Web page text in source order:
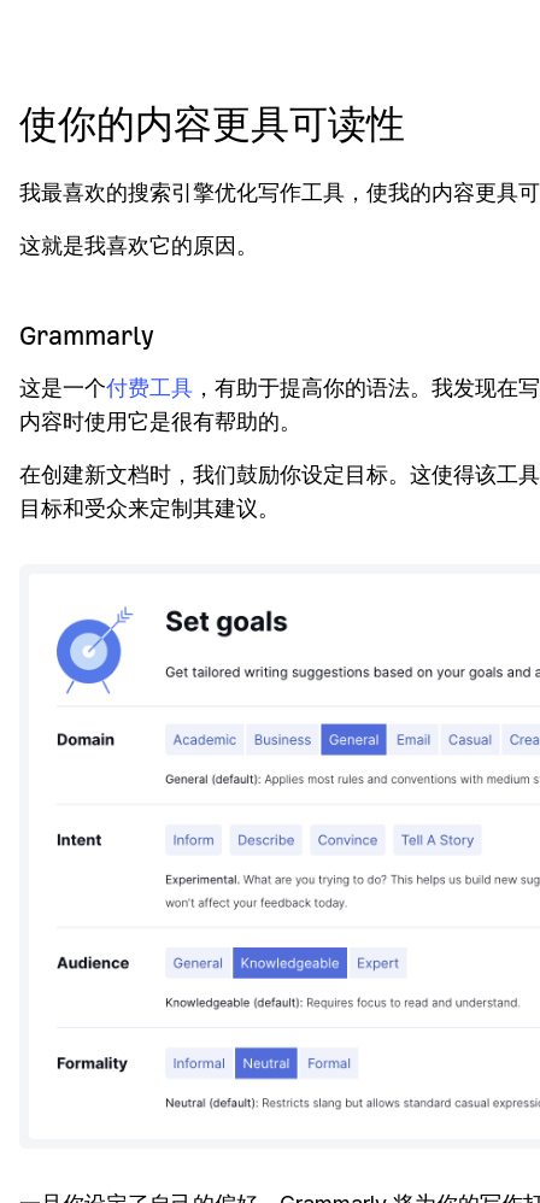
使你的内容更具可读性
我最喜欢的搜索引擎优化写作工具，使我的内容更具
这就是我喜欢它的原因。
Grammarly
这是一个付费工具 ，有助于提高你的语法。我发现在
内容时使用它是很有帮助的。
在创建新文档时，我们鼓励你设定目标。这使得该工
目标和受众来定制其建议。